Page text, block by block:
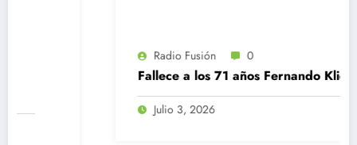
Radio Fusión 0
Fallece a los 71 años Fernando Kliche
Julio 3, 2026